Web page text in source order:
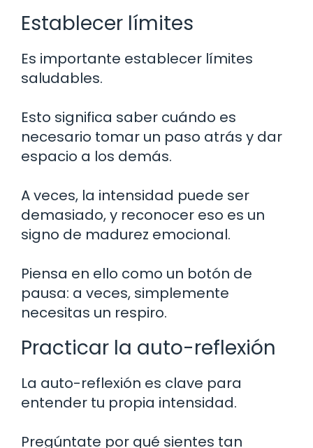
Establecer límites
Es importante establecer límites
saludables.
Esto significa saber cuándo es
necesario tomar un paso atrás y dar
espacio a los demás.
A veces, la intensidad puede ser
demasiado, y reconocer eso es un
signo de madurez emocional.
Piensa en ello como un botón de
pausa: a veces, simplemente
necesitas un respiro.
Practicar la auto-reflexión
La auto-reflexión es clave para
entender tu propia intensidad.
Pregúntate por qué sientes tan